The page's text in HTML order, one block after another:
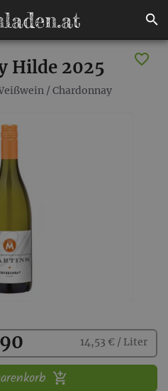
Hilde 2025
/ Chardonnay
14,53 € / Liter